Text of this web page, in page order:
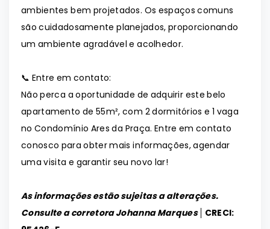
ambientes bem projetados. Os espaços comuns
são cuidadosamente planejados, proporcionando
um ambiente agradável e acolhedor.
📞 Entre em contato:
Não perca a oportunidade de adquirir este belo
apartamento de 55m², com 2 dormitórios e 1 vaga
no Condomínio Ares da Praça. Entre em contato
conosco para obter mais informações, agendar
uma visita e garantir seu novo lar!
As informações estão sujeitas a alterações.
Consulte a corretora Johanna Marques │ CRECI: